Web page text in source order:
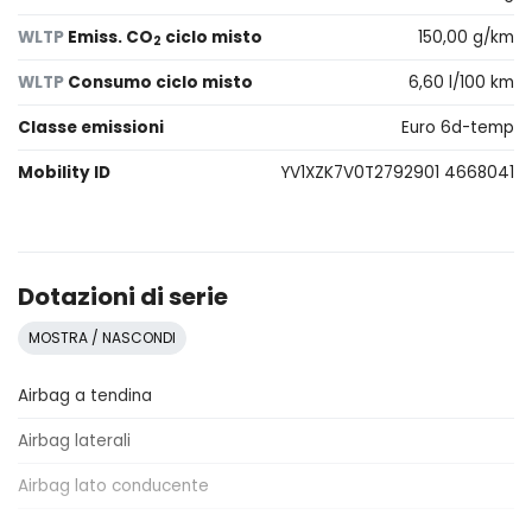
WLTP Emiss. CO2 ciclo misto
150,00 g/km
WLTP Consumo ciclo misto
6,60 l/100 km
Classe emissioni
Euro 6d-temp
Mobility ID
YV1XZK7V0T2792901 4668041
Dotazioni di serie
MOSTRA / NASCONDI
Airbag a tendina
Airbag laterali
Airbag lato conducente